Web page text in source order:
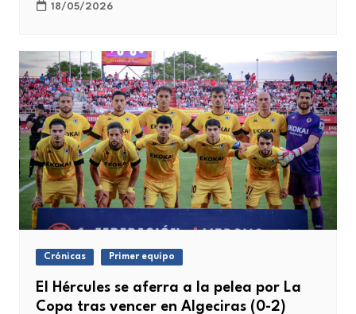
18/05/2026
Crónicas Primer equipo
El Hércules se aferra a la pelea por La
Copa tras vencer en Algeciras (0-2)